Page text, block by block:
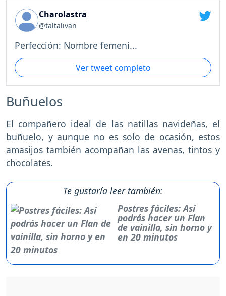
Charolastra
@taltalivan
Perfección: Nombre femeni...
Ver tweet completo
Buñuelos
El compañero ideal de las natillas navideñas, el
buñuelo, y aunque no es solo de ocasión, estos
amasijos también acompañan las avenas, tintos y
chocolates.
Te gustaría leer también:
Postres fáciles: Así
podrás hacer un Flan
de vainilla, sin horno y
en 20 minutos